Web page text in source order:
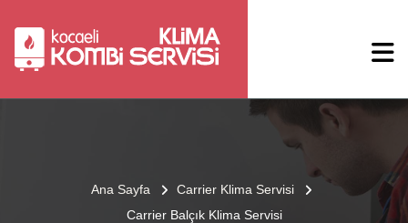
Ana Sayfa
Carrier Klima Servisi
Carrier Balçık Klima Servisi